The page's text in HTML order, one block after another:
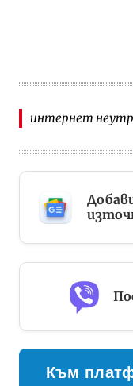
интернет
Към